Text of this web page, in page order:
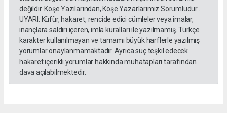
değildir. Köşe Yazılarından, Köşe Yazarlarımız Sorumludur...
UYARI: Küfür, hakaret, rencide edici cümleler veya imalar,
inançlara saldırı içeren, imla kuralları ile yazılmamış, Türkçe
karakter kullanılmayan ve tamamı büyük harflerle yazılmış
yorumlar onaylanmamaktadır. Ayrıca suç teşkil edecek
hakaret içerikli yorumlar hakkında muhatapları tarafından
dava açılabilmektedir.